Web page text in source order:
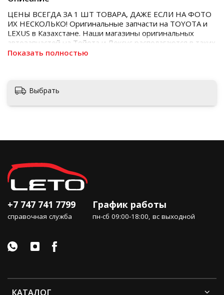
ЦЕНЫ ВСЕГДА ЗА 1 ШТ ТОВАРА, ДАЖЕ ЕСЛИ НА ФОТО
ИХ НЕСКОЛЬКО! Оригинальные запчасти на TOYOTA и
LEXUS в Казахстане. Наши магазины оригинальных
автозапчастей на Тойота и Лексус располагаются в таких
городах как Алматы, Астана, Шымкент, Кызылорда и
Показать полностью
Выбрать
КАТАЛОГ
+7 747 741 7799
справочная служба
График работы
пн-сб 09:00-18:00, вс выходной